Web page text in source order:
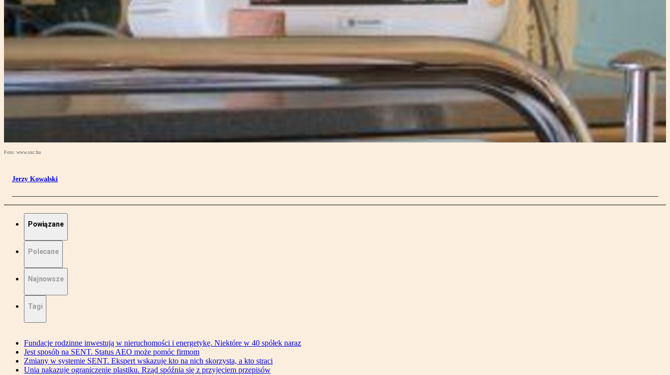
Foto: www.sxc.hu
Jerzy Kowalski
Powiązane
Polecane
Najnowsze
Tagi
Fundacje rodzinne inwestują w nieruchomości i energetykę. Niektóre w 40 spółek naraz
Jest sposób na SENT. Status AEO może pomóc firmom
Zmiany w systemie SENT. Ekspert wskazuje kto na nich skorzysta, a kto straci
Unia nakazuje ograniczenie plastiku. Rząd spóźnia się z przyjęciem przepisów